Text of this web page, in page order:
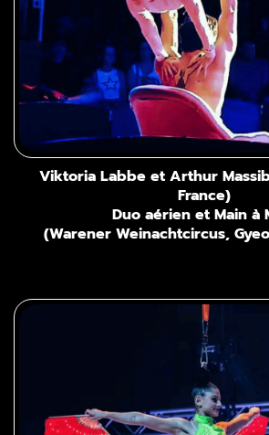
Viktoria Labbe et Arthur
France)
Duo aérien et Main à
(Warener Weinachtcircus,